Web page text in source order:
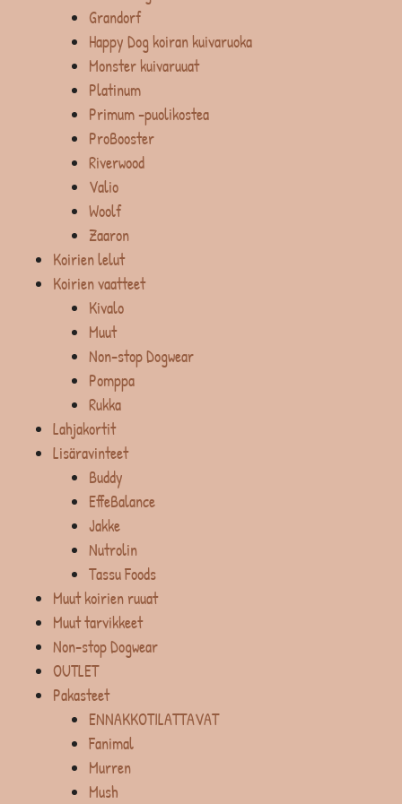
Grandorf
Happy Dog koiran kuivaruoka
Monster kuivaruuat
Platinum
Primum -puolikostea
ProBooster
Riverwood
Valio
Woolf
Zaaron
Koirien lelut
Koirien vaatteet
Kivalo
Muut
Non-stop Dogwear
Pomppa
Rukka
Lahjakortit
Lisäravinteet
Buddy
EffeBalance
Jakke
Nutrolin
Tassu Foods
Muut koirien ruuat
Muut tarvikkeet
Non-stop Dogwear
OUTLET
Pakasteet
ENNAKKOTILATTAVAT
Fanimal
Murren
Mush